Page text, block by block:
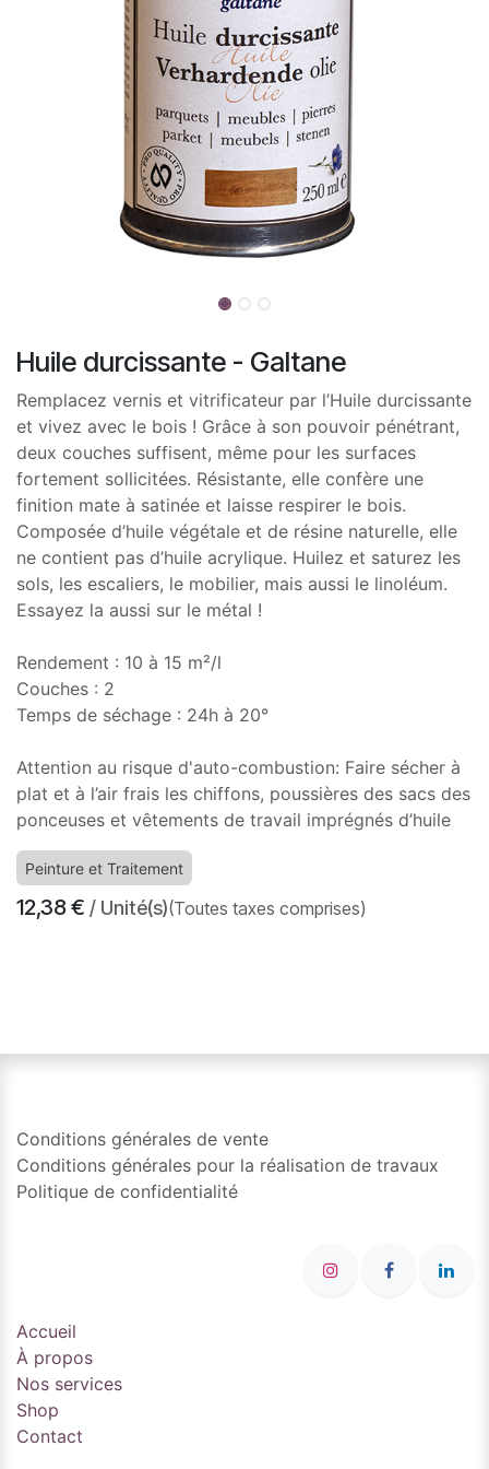
Huile durcissante - Galtane
Remplacez vernis et vitrificateur par l’Huile durcissante
et vivez avec le bois ! Grâce à son pouvoir pénétrant,
deux couches suffisent, même pour les surfaces
fortement sollicitées. Résistante, elle confère une
finition mate à satinée et laisse respirer le bois.
Composée d’huile végétale et de résine naturelle, elle
ne contient pas d’huile acrylique. Huilez et saturez les
sols, les escaliers, le mobilier, mais aussi le linoléum.
Essayez la aussi sur le métal !
Rendement : 10 à 15 m²/l
Couches : 2
Temps de séchage : 24h à 20°
Attention au risque d'auto-combustion: Faire sécher à
plat et à l’air frais les chiffons, poussières des sacs des
ponceuses et vêtements de travail imprégnés d’huile
Peinture et Traitement
12,38€ / Unité(s)(Toutes taxes comprises)
Conditions générales de vente
Conditions générales pour la réalisation de travaux
Politique de confidentialité
Accueil
À propos
Nos services
Shop
Contact